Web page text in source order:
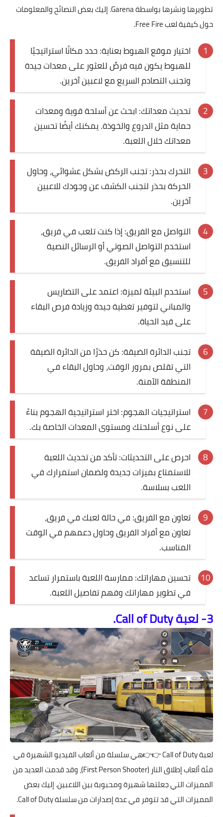
تطويرها ونشرها بواسطة Garena. إليك بعض النصائح والمعلومات
حول كيفية لعب Free Fire.
اختيار موقع الهبوط بعناية: حدد مكانًا استراتيجيًا
للهبوط يكون فيه فرصٌ للعثور على معدات جيدة
وتجنب التصادم السريع مع لاعبين آخرين.
تحديث معداتك: ابحث عن أسلحة قوية ومعدات
حماية مثل الدروع والخوذة. يمكنك أيضًا تحسين
معداتك خلال اللعبة.
التحرك بحذر: تجنب الركض بشكل عشوائي، وحاول
الحركة بحذر لتجنب الكشف عن وجودك للاعبين
آخرين.
التواصل مع الفريق: إذا كنت تلعب في فريق،
استخدم التواصل الصوتي أو الرسائل النصية
للتنسيق مع أفراد الفريق.
استخدم البيئة لميزة: اعتمد على التضاريس
والمباني لتوفير تغطية جيدة وزيادة فرص البقاء
على قيد الحياة.
تجنب الدائرة الضيقة: كن حذرًا من الدائرة الضيقة
التي تقلص بمرور الوقت، وحاول البقاء في
المنطقة الآمنة.
استراتيجيات الهجوم: اختر استراتيجية الهجوم بناءً
على نوع أسلحتك ومستوى المعدات الخاصة بك.
احرص على التحديثات: تأكد من تحديث اللعبة
للاستمتاع بميزات جديدة ولضمان استمرارك في
اللعب بسلاسة.
تعاون مع الفريق: في حالة لعبك في فريق،
تعاون مع أفراد الفريق وحاول دعمهم في الوقت
المناسب.
تحسين مهاراتك: ممارسة اللعبة باستمرار تساعد
في تطوير مهاراتك وفهم تفاصيل اللعبة.
3- لعبة Call of Duty.
لعبةCall of Duty👉👉هي سلسلة من ألعاب الفيديو الشهيرة في
فئة ألعاب إطلاق النار (First Person Shooter)، وقد قدمت العديد من
المميزات التي جعلتها شهيرة ومحبوبة بين اللاعبين. إليك بعض
المميزات التي قد تتوفر في عدة إصدارات من سلسلة Call of Duty.